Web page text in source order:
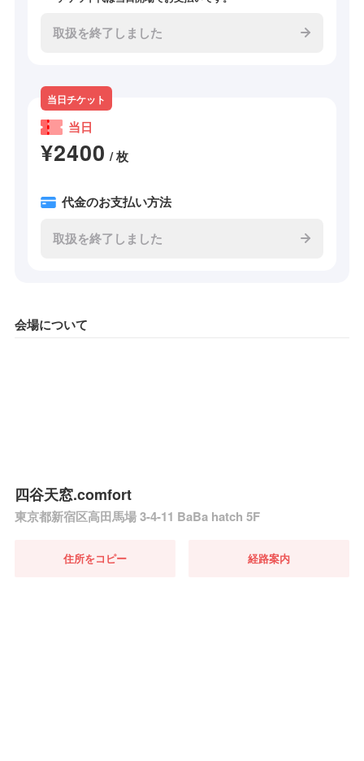
取扱を終了しました
当日チケット
当日
¥2400 / 枚
代金のお支払い方法
取扱を終了しました
会場について
四谷天窓.comfort
東京都新宿区高田馬場 3-4-11 BaBa hatch 5F
住所をコピー 経路案内